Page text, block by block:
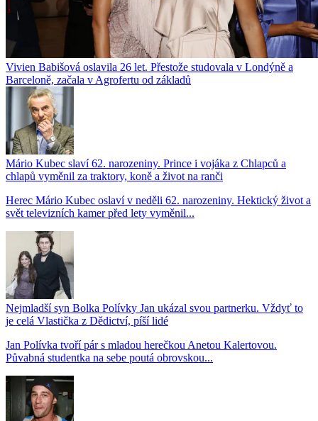
Vivien Babišová oslavila 26 let. Přestože studovala v Londýně a
Barceloně, začala v Agrofertu od základů
Mário Kubec slaví 62. narozeniny. Prince i vojáka z Chlapců a
chlapů vyměnil za traktory, koně a život na ranči
Herec Mário Kubec oslaví v neděli 62. narozeniny. Hektický život a
svět televizních kamer před lety vyměnil...
Nejmladší syn Bolka Polívky Jan ukázal svou partnerku. Vždyť to
je celá Vlastička z Dědictví, píší lidé
Jan Polívka tvoří pár s mladou herečkou Anetou Kalertovou.
Půvabná studentka na sebe poutá obrovskou...